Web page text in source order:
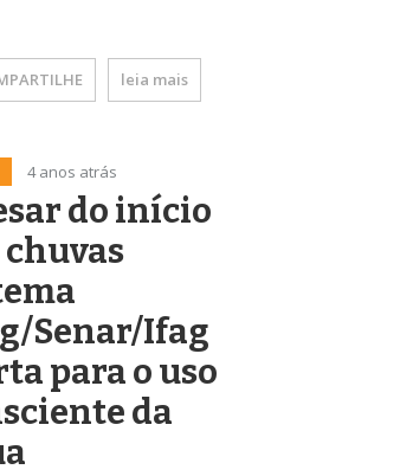
leia mais
4 anos atrás
do início
chuvas
Senar/Ifag
para o uso
da